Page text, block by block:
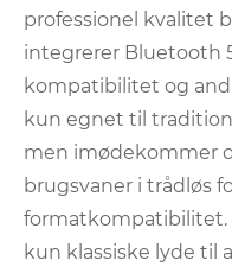
professionel kvalitet
integrerer Bluetooth
kompatibilitet og
kun egnet til
men imødekommer
brugsvaner i trådløs
formatkompatibilitet.
kun klassiske lyde til